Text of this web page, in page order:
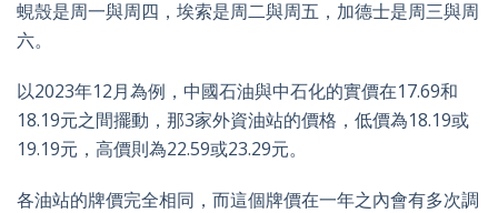
蜆殼是周一與周四，埃索是周二與周五，加德士是周三與周
六。
以2023年12月為例，中國石油與中石化的實價在17.69和
18.19元之間擺動，那3家外資油站的價格，低價為18.19或
19.19元，高價則為22.59或23.29元。
各油站的牌價完全相同，而這個牌價在一年之內會有多次調